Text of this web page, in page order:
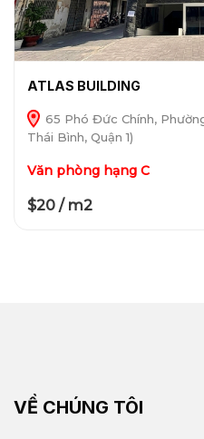
ATLAS BUILDING
65 Phó Đức Chính,
Thái Bình, Quận 1)
Văn phòng hạng C
$20 / m2
VỀ CHÚNG TÔI